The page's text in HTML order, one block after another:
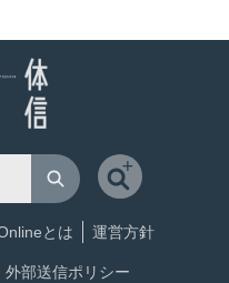
とは 運営方針
外部送信ポリシー